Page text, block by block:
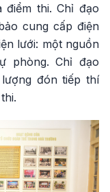
điểm thi. Chỉ đạo
cung cấp điện
lưới: một nguồn
phòng. Chỉ đạo
đón tiếp thí